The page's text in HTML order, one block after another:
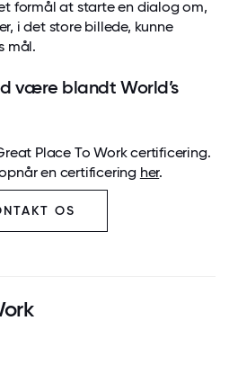
formål at starte en dialog om,
i det store billede, kunne
mål.
være blandt World’s
Place To Work certificering.
en certificering her.
OS